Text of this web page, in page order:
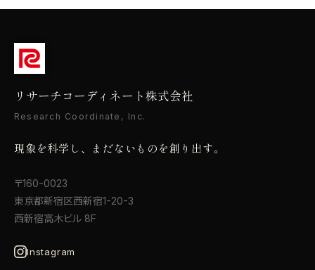
リサーチコーディネート株式会社
Research Coordinate, Inc.
現象を科学し、まだないものを創り出す。
〒160-0023
東京都新宿区西新宿1-20-3
西新宿高木ビル 8F
Instagram